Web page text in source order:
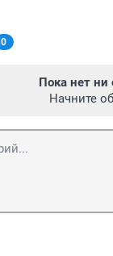
0
Пока нет ни
Начните